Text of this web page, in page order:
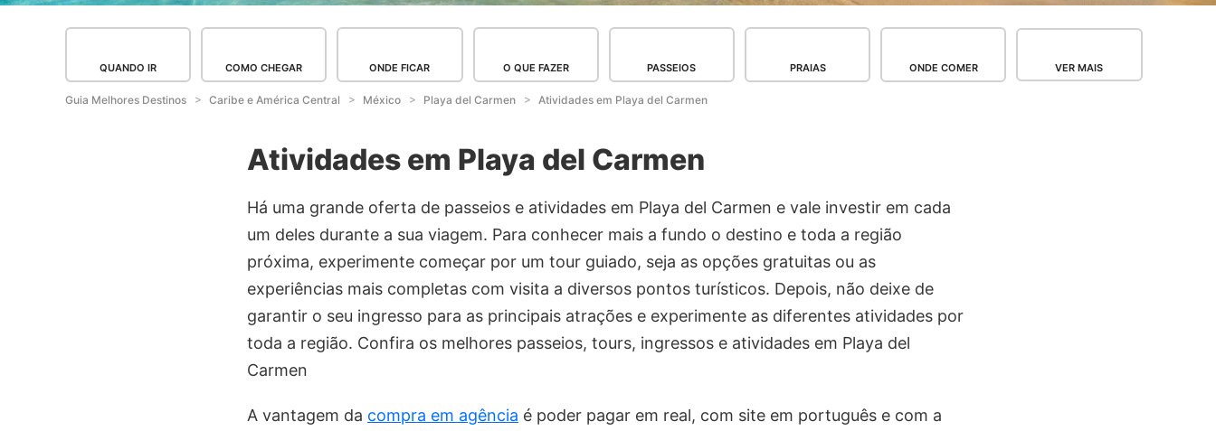
QUANDO IR COMO CHEGAR ONDE FICAR O QUE FAZER PASSEIOS PRAIAS ONDE COMER VER MAIS
Guia Melhores Destinos Caribe e América Central México Playa del Carmen Atividades em Playa del Carmen
Atividades em Playa del Carmen
Há uma grande oferta de passeios e atividades em Playa del Carmen e vale investir em cada
um deles durante a sua viagem. Para conhecer mais a fundo o destino e toda a região
próxima, experimente começar por um tour guiado, seja as opções gratuitas ou as
experiências mais completas com visita a diversos pontos turísticos. Depois, não deixe de
garantir o seu ingresso para as principais atrações e experimente as diferentes atividades por
toda a região. Confira os melhores passeios, tours, ingressos e atividades em Playa del
Carmen
A vantagem da compra em agência é poder pagar em real, com site em português e com a